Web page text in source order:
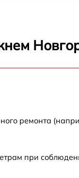
ремонта
при